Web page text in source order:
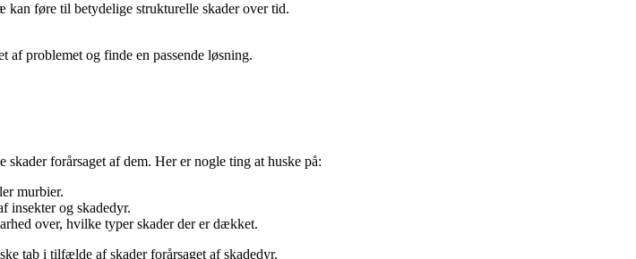
føre til betydelige strukturelle skader over tid.
af problemet og finde en passende løsning.
forårsaget af dem. Her er nogle ting at huske på:
murbier.
insekter og skadedyr.
over, hvilke typer skader der er dækket.
tab i tilfælde af skader forårsaget af skadedyr.